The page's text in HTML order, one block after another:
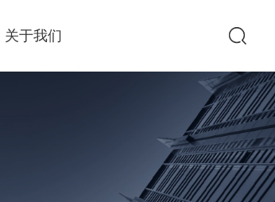
关于我们